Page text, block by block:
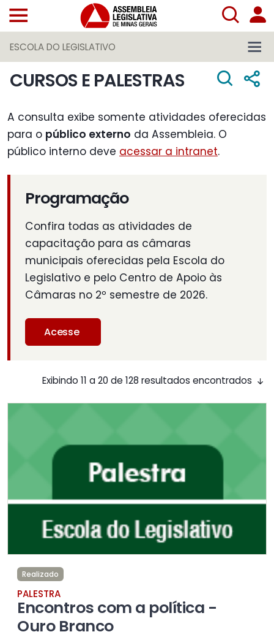
ESCOLA DO LEGISLATIVO
CURSOS E PALESTRAS
A consulta exibe somente atividades oferecidas
para o público externo da Assembleia. O
público interno deve acessar a intranet.
Programação
Confira todas as atividades de
capacitação para as câmaras
municipais oferecidas pela Escola do
Legislativo e pelo Centro de Apoio às
Câmaras no 2º semestre de 2026.
Acesse
Exibindo 11 a 20 de 128 resultados encontrados
Realizado
PALESTRA
Encontros com a política -
Ouro Branco